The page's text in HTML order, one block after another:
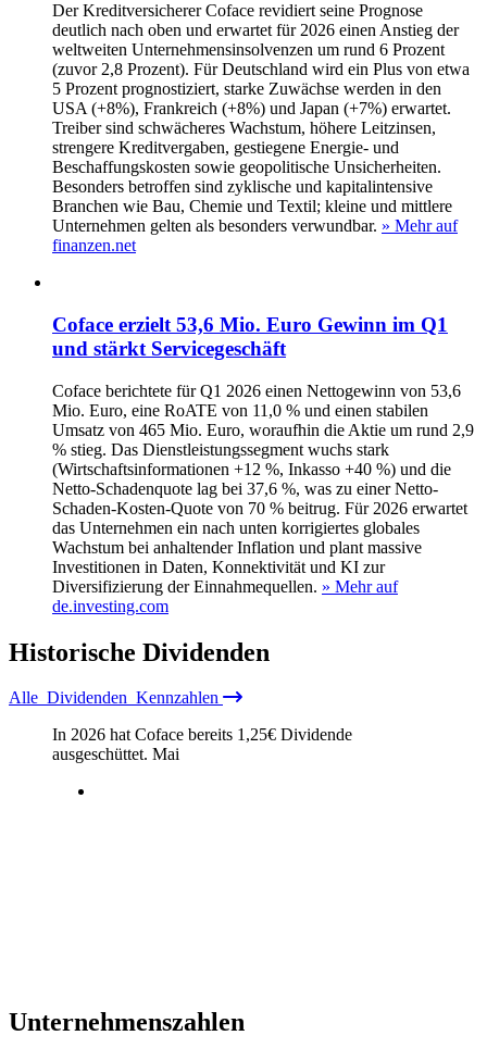
Der Kreditversicherer Coface revidiert seine Prognose
deutlich nach oben und erwartet für 2026 einen Anstieg der
weltweiten Unternehmensinsolvenzen um rund 6 Prozent
(zuvor 2,8 Prozent). Für Deutschland wird ein Plus von etwa
5 Prozent prognostiziert, starke Zuwächse werden in den
USA (+8%), Frankreich (+8%) und Japan (+7%) erwartet.
Treiber sind schwächeres Wachstum, höhere Leitzinsen,
strengere Kreditvergaben, gestiegene Energie- und
Beschaffungskosten sowie geopolitische Unsicherheiten.
Besonders betroffen sind zyklische und kapitalintensive
Branchen wie Bau, Chemie und Textil; kleine und mittlere
Unternehmen gelten als besonders verwundbar. » Mehr auf
finanzen.net
Coface erzielt 53,6 Mio. Euro Gewinn im Q1
und stärkt Servicegeschäft
Coface berichtete für Q1 2026 einen Nettogewinn von 53,6
Mio. Euro, eine RoATE von 11,0 % und einen stabilen
Umsatz von 465 Mio. Euro, woraufhin die Aktie um rund 2,9
% stieg. Das Dienstleistungssegment wuchs stark
(Wirtschaftsinformationen +12 %, Inkasso +40 %) und die
Netto-Schadenquote lag bei 37,6 %, was zu einer Netto-
Schaden-Kosten-Quote von 70 % beitrug. Für 2026 erwartet
das Unternehmen ein nach unten korrigiertes globales
Wachstum bei anhaltender Inflation und plant massive
Investitionen in Daten, Konnektivität und KI zur
Diversifizierung der Einnahmequellen. » Mehr auf
de.investing.com
Historische Dividenden
Alle Dividenden Kennzahlen
In 2026 hat Coface bereits 1,25€ Dividende
ausgeschüttet. Mai
Unternehmenszahlen